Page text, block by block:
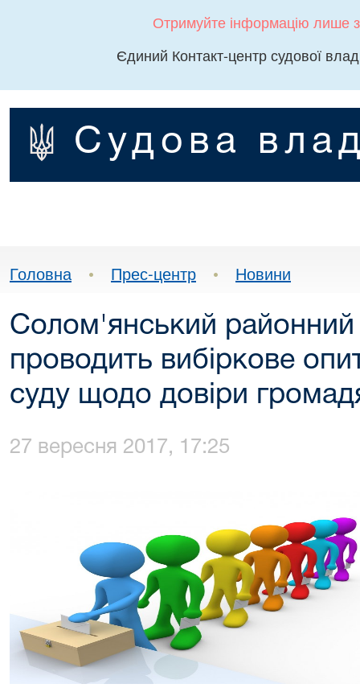
Отримуйте інформацію лише
Єдиний Контакт-центр судової
Судова
Головна • Прес-центр • Новини
Солом'янський
проводить вибіркове
суду щодо довіри
27 вересня 2017, 17:25